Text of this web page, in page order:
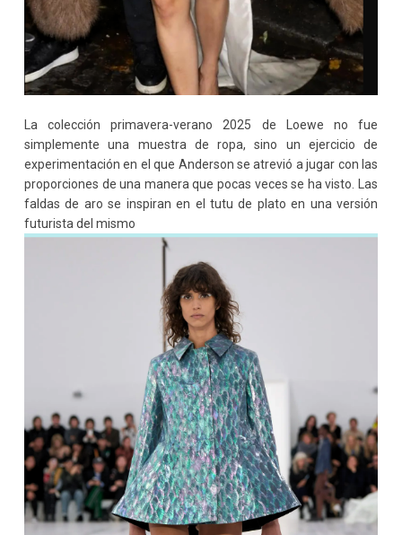
La colección primavera-verano 2025 de Loewe no fue
simplemente una muestra de ropa, sino un ejercicio de
experimentación en el que Anderson se atrevió a jugar con las
proporciones de una manera que pocas veces se ha visto. Las
faldas de aro se inspiran en el tutu de plato en una versión
futurista del mismo